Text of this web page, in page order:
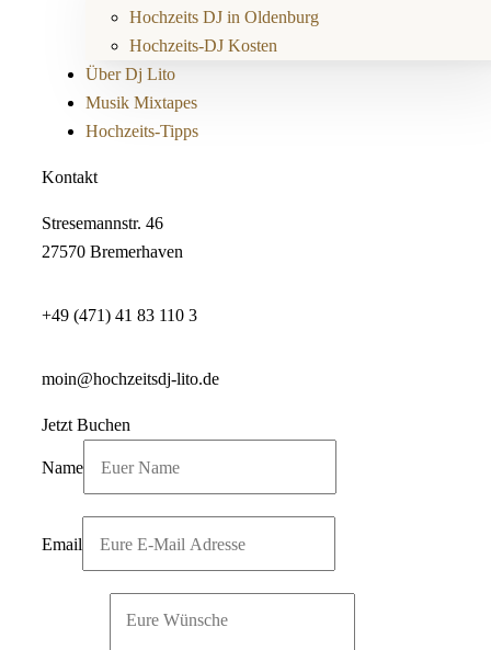
Hochzeits DJ in Oldenburg
Hochzeits-DJ Kosten
Über Dj Lito
Musik Mixtapes
Hochzeits-Tipps
Kontakt
Stresemannstr. 46
27570 Bremerhaven
+49 (471) 41 83 110 3
moin@hochzeitsdj-lito.de
Jetzt Buchen
Name
Email